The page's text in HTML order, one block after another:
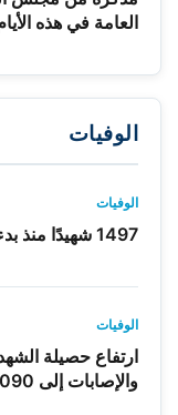
العامة في هذه
الوفيات
الوفيات
1497 شهيدًا منذ بدء عدوان الاحتلال على لبنان
الوفيات
والإصابات إلى 172,090 منذ بدء العدوان